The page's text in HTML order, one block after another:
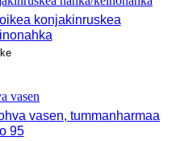
konjakinruskea
vasen, tummanharmaa
95